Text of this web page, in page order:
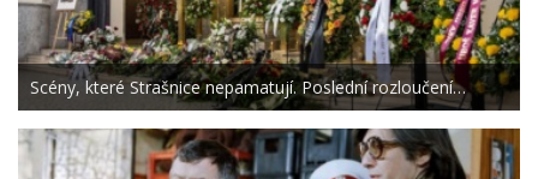
Scény, které Strašnice nepamatují. Poslední rozloučení…